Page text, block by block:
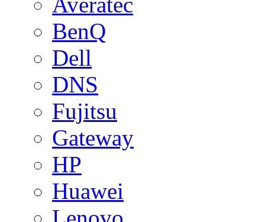
BenQ
Dell
DNS
Fujitsu
Gateway
HP
Huawei